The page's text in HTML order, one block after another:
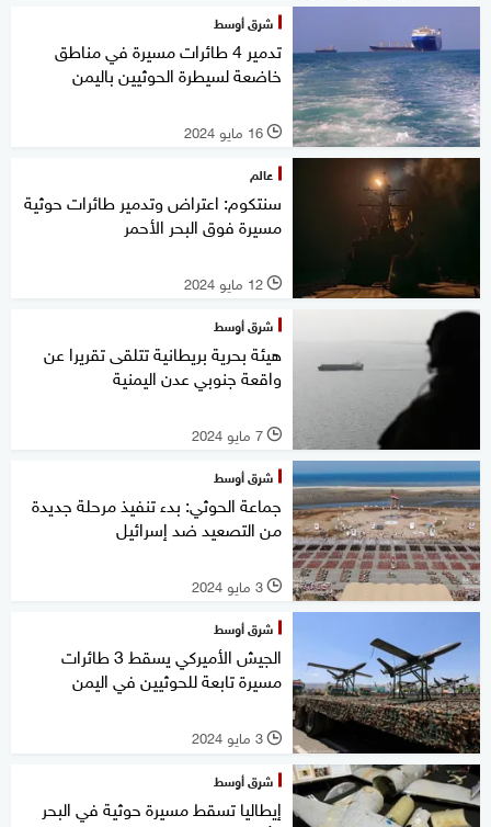
شرق أوسط
تدمير 4 طائرات مسيرة في مناطق
خاضعة لسيطرة الحوثيين باليمن
l 16 مايو 2024
عالم
سنتكوم: اعتراض وتدمير طائرات حوثية
مسيرة فوق البحر الأحمر
l 12 مايو 2024
شرق أوسط
هيئة بحرية بريطانية تتلقى تقريرا عن
واقعة جنوبي عدن اليمنية
l 7 مايو 2024
شرق أوسط
جماعة الحوثي: بدء تنفيذ مرحلة جديدة
من التصعيد ضد إسرائيل
l 3 مايو 2024
شرق أوسط
الجيش الأميركي يسقط 3 طائرات
مسيرة تابعة للحوثيين في اليمن
l 3 مايو 2024
شرق أوسط
إيطاليا تسقط مسيرة حوثية في البحر